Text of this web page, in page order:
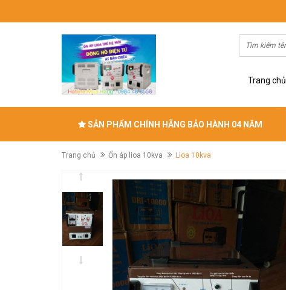
Trang chủ
SẢN PHẨM CHÍNH HÃNG BẢO HÀNH 04 NĂM
Trang chủ Ổn áp lioa 10kva Lioa 10kva